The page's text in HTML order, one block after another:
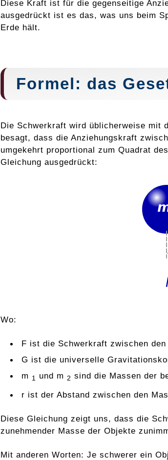
Diese Kraft ist für die gegenseitige
ausgedrückt ist es das, was uns beim
Erde hält.
Formel: das
Die Schwerkraft wird üblicherweise mit
besagt, dass die Anziehungskraft
umgekehrt proportional zum Quadrat
Gleichung ausgedrückt:
Wo:
F ist die Schwerkraft zwischen den
G ist die universelle
m 1 und m 2 sind die Massen der
r ist der Abstand zwischen den
Diese Gleichung zeigt uns, dass die
zunehmender Masse der Objekte
Mit anderen Worten: Je schwerer ein